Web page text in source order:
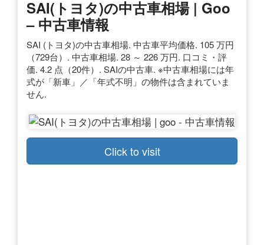
SAI(トヨタ)の中古車相場 | Goo
– 中古車情報
SAI (トヨタ)の中古車相場. 中古車平均価格. 105 万円
（729台）. 中古車相場. 28 ～ 226 万円. 口コミ・評
価. 4.2 点（20件）. SAIの中古車. ※中古車相場には年
式が「新車」／「年式不明」の物件は含まれていま
せん.
Click to visit